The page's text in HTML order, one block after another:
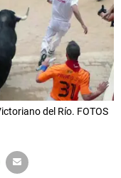
del Río. FOTOS